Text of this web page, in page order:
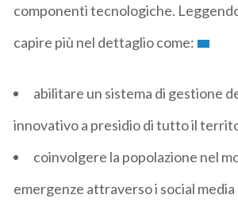
componenti tecnologiche.
capire più nel dettaglio come:
abilitare un sistema di gestione
innovativo a presidio di tutto il
coinvolgere la popolazione nel
emergenze attraverso i social media